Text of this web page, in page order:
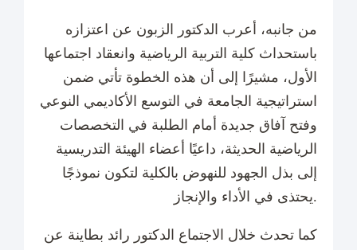
من جانبه، أعرب الدكتور الزبون عن اعتزازه
باستحداث كلية التربية الرياضية وانعقاد اجتماعها
الأول، مشيرًا إلى أن هذه الخطوة تأتي ضمن
استراتيجية الجامعة في التوسع الأكاديمي النوعي
وفتح آفاق جديدة أمام الطلبة في التخصصات
الرياضية الحديثة، داعيًا أعضاء الهيئة التدريسية
إلى بذل الجهود للنهوض بالكلية لتكون نموذجًا
يحتذى في الأداء والإنجاز.
كما تحدث خلال الاجتماع الدكتور رائد بطاينة عن